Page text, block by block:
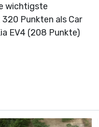
wichtigste
Punkten als Car
EV4 (208 Punkte)